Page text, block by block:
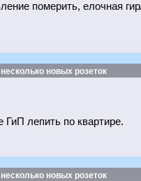
померить, елочная
новых розеток
ГиП лепить по квартире.
новых розеток